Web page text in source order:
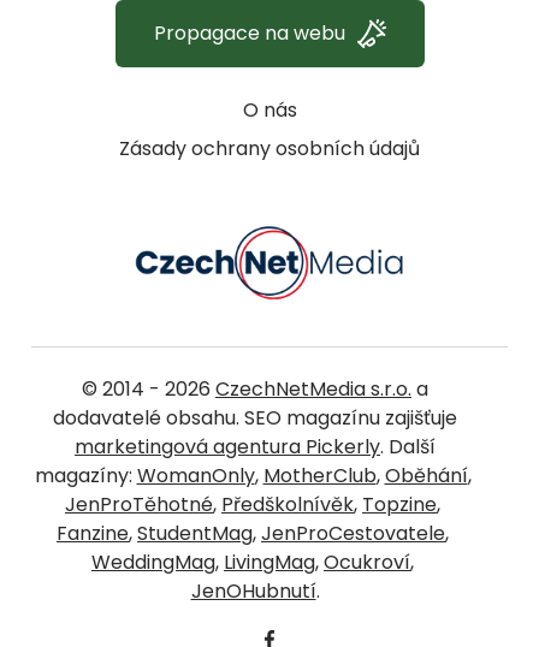
O nás
Zásady ochrany osobních údajů
Propagace na webu
© 2014 - 2026 CzechNetMedia s.r.o. a
dodavatelé obsahu. SEO magazínu zajišťuje
marketingová agentura Pickerly. Další
magazíny: WomanOnly, MotherClub,Oběhání,
JenProTěhotné, Předškolnívěk, Topzine,
Fanzine,StudentMag,JenProCestovatele,
WeddingMag, LivingMag,Ocukroví,
JenOHubnutí.